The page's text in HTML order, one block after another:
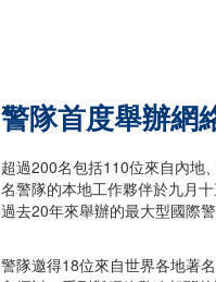
警隊首度舉辦網
超過200名包括110位來自內地
名警隊的本地工作夥伴於九月
過去20年來舉辦的最大型國際警
警隊邀得18位來自世界各地著